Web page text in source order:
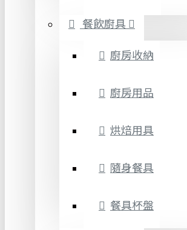
餐飲廚具
廚房收納
廚房用品
烘焙用具
隨身餐具
餐具杯盤